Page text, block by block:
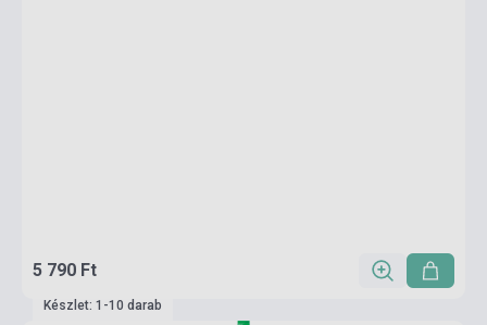
5 790 Ft
Készlet: 1-10 darab